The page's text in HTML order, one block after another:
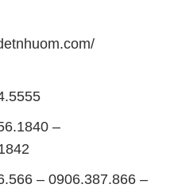
–
– 0906.387.866 –